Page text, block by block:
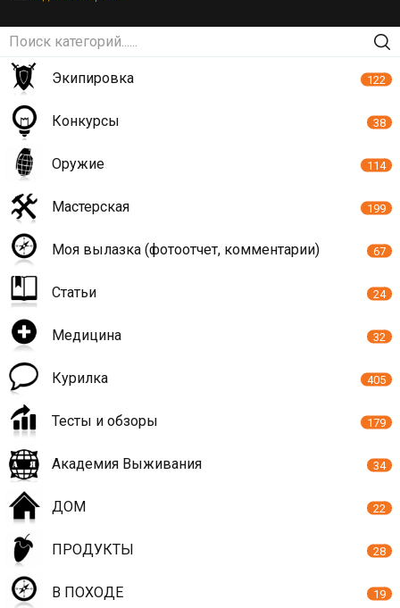
Экипировка 122
Конкурсы 38
Оружие 114
Мастерская 199
Моя вылазка (фотоотчет, комментарии) 67
Статьи 24
Медицина 32
Курилка 405
Тесты и обзоры 179
Академия Выживания 34
ДОМ 22
ПРОДУКТЫ 28
В ПОХОДЕ 19